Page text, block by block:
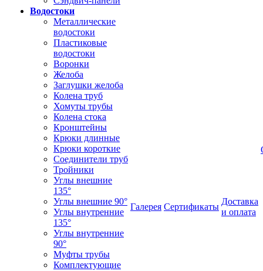
Водостоки
Металлические
водостоки
Пластиковые
водостоки
Воронки
Желоба
Заглушки желоба
Колена труб
Хомуты трубы
Колена стока
Кронштейны
Крюки длинные
Крюки короткие
Соединители труб
Тройники
Углы внешние
135°
Углы внешние 90°
Углы внутренние
135°
Углы внутренние
90°
Муфты трубы
Комплектующие
Галерея Сертификаты
Доставка
и оплата